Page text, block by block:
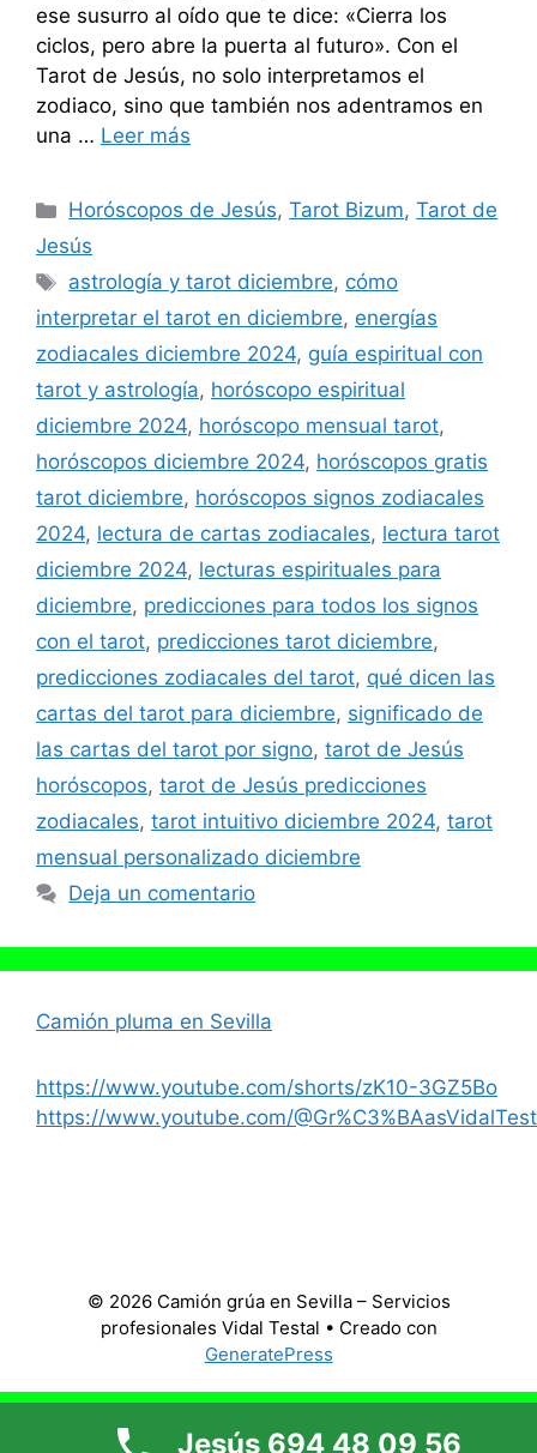
ese susurro al oído que te dice: «Cierra los
ciclos, pero abre la puerta al futuro». Con el
Tarot de Jesús, no solo interpretamos el
zodiaco, sino que también nos adentramos en
una … Leer más
Categorías
Horóscopos de Jesús,Tarot Bizum,Tarot de
Jesús
Etiquetas
astrología y tarot diciembre, cómo
interpretar el tarot en diciembre, energías
zodiacales diciembre 2024, guía espiritual con
tarot y astrología, horóscopo espiritual
diciembre 2024, horóscopo mensual tarot,
horóscopos diciembre 2024, horóscopos gratis
tarot diciembre, horóscopos signos zodiacales
2024, lectura de cartas zodiacales, lectura tarot
diciembre 2024, lecturas espirituales para
diciembre, predicciones para todos los signos
con el tarot, predicciones tarot diciembre,
predicciones zodiacales del tarot, qué dicen las
cartas del tarot para diciembre, significado de
las cartas del tarot por signo, tarot de Jesús
horóscopos, tarot de Jesús predicciones
zodiacales, tarot intuitivo diciembre 2024, tarot
mensual personalizado diciembre
Deja un comentario
Camión pluma en Sevilla
https://www.youtube.com/shorts/zK10-3GZ5Bo
https://www.youtube.com/
© 2026 Camión grúa en Sevilla – Servicios
profesionales Vidal Testal • Creado con
GeneratePress
Jesús 694 48 09 56